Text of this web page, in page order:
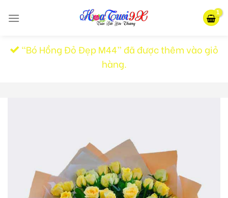
“Bó Hồng Đỏ Đẹp M44” đã được thêm vào giỏ
hàng.